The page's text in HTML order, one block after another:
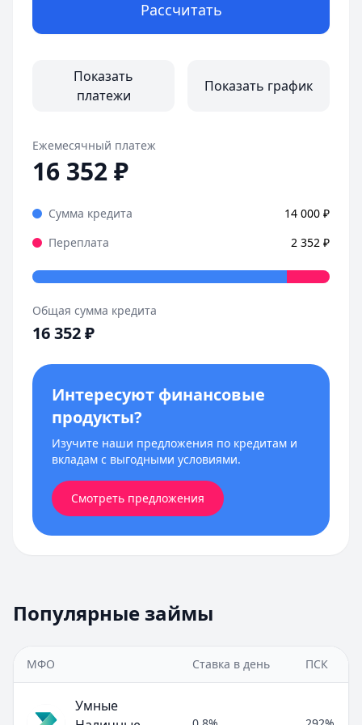
Рассчитать
Показать
платежи
Показать график
Ежемесячный платеж
16 352₽
Сумма кредита 14 000 ₽
Переплата
2 352 ₽
Общая сумма кредита
16 352₽
Интересуют финансовые
продукты?
Изучите наши предложения по кредитам и
вкладам с выгодными условиями.
Смотреть предложения
Популярные займы
МФО Ставка в день ПСК
Умные